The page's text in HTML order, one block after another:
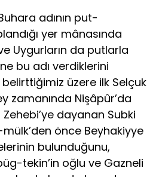
adının put-
yer mânasında
Uygurların da putlarla
bu adı verdiklerini
üzere ilk Selçuk
zamanında Nişâpûr’da
dayanan Subki
mülk’den önce Beyhakiyye
bulunduğunu,
tekin’in oğlu ve Gazneli